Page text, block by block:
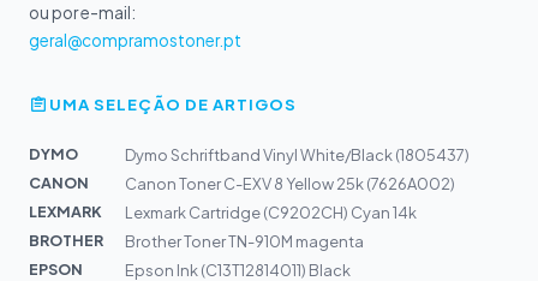
ou por e-mail:
geral@compramostoner.pt
UMA SELEÇÃO DE ARTIGOS
DYMO
Dymo Schriftband Vinyl White/Black (1805437)
CANON
Canon Toner C-EXV 8 Yellow 25k (7626A002)
LEXMARK
Lexmark Cartridge (C9202CH) Cyan 14k
BROTHER
Brother Toner TN-910M magenta
EPSON
Epson Ink (C13T12814011) Black